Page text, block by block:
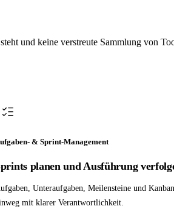
und keine verstreute Sammlung von
& Sprint-Management
planen und Ausführung
Unteraufgaben, Meilensteine und
mit klarer Verantwortlichkeit.